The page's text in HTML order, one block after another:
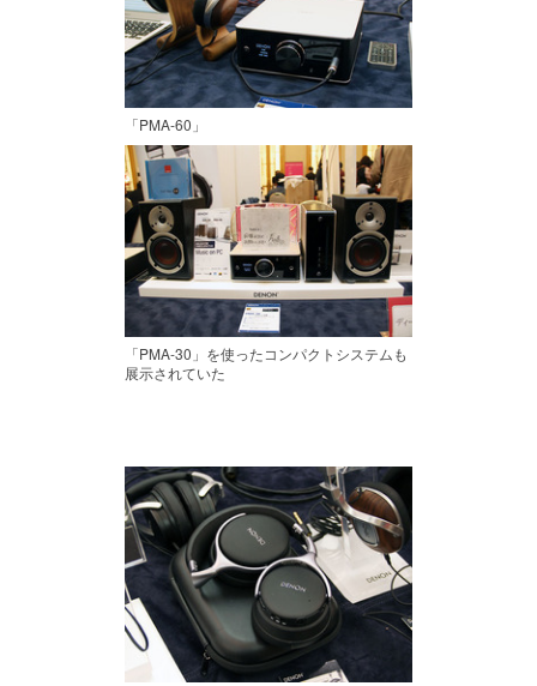
「PMA-60」
「PMA-30」を使ったコンパクトシステムも
展示されていた